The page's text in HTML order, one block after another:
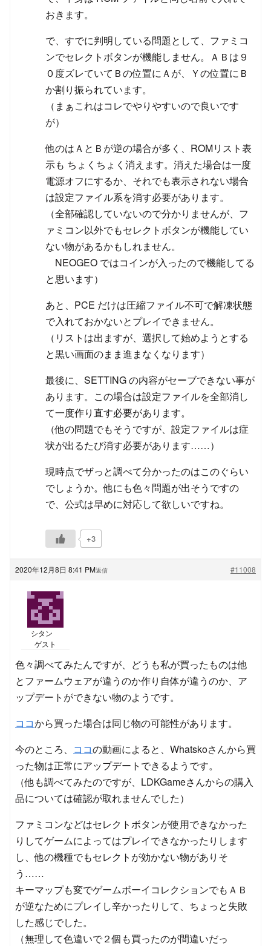
おきます。
で、すでに判明している問題として、ファミコ
ンでセレクトボタンが機能しません。ＡＢは９
０度ズレていてＢの位置にＡが、Ｙの位置にＢ
か割り振られています。
（まぁこれはコレでやりやすいので良いです
が）
他のはＡとＢが逆の場合が多く、ROMリスト表
示も ちょくちょく消えます。消えた場合は一度
電源オフにするか、それでも表示されない場合
は設定ファイル系を消す必要があります。
（全部確認していないので分かりませんが、フ
ァミコン以外でもセレクトボタンが機能してい
ない物があるかもしれません。
NEOGEO ではコインが入ったので機能してる
と思います）
あと、PCE だけは圧縮ファイル不可で解凍状態
で入れておかないとプレイできません。
（リストは出ますが、選択して始めようとする
と黒い画面のまま進まなくなります）
最後に、SETTING の内容がセーブできない事が
あります。この場合は設定ファイルを全部消し
て一度作り直す必要があります。
（他の問題でもそうですが、設定ファイルは症
状が出るたび消す必要があります……）
現時点でザっと調べて分かったのはこのぐらい
でしょうか。他にも色々問題が出そうですの
で、公式は早めに対応して欲しいですね。
+3
2020年12月8日 8:41 PM #11008
返信
シタン
ゲスト
色々調べてみたんですが、どうも私が買ったものは他
とファームウェアが違うのか作り自体が違うのか、ア
ップデートができない物のようです。
ココから買った場合は同じ物の可能性があります。
今のところ、 ココの動画によると、Whatskoさんから買
った物は正常にアップデートできるようです。
（他も調べてみたのですが、LDKGameさんからの購入
品については確認が取れませんでした）
ファミコンなどはセレクトボタンが使用できなかった
りしてゲームによってはプレイできなかったりします
し、他の機種でもセレクトが効かない物がありそ
う……
キーマップも変でゲームボーイコレクションでもＡＢ
が逆なためにプレイし辛かったりして、ちょっと失敗
した感じでした。
（無理して色違いで２個も買ったのが間違いだっ